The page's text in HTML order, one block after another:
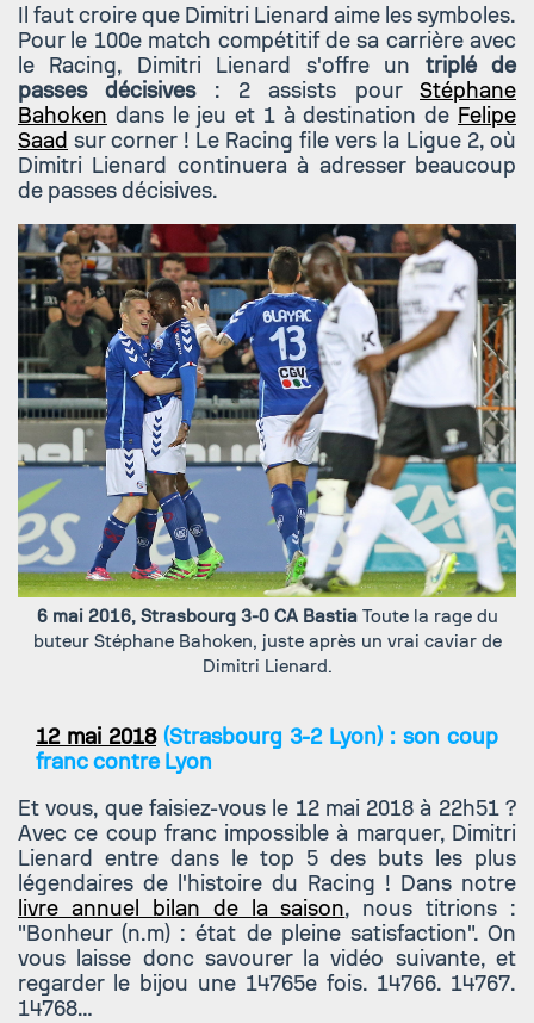
Il faut croire que Dimitri Lienard aime les symboles.
Pour le 100e match compétitif de sa carrière avec
le Racing, Dimitri Lienard s'offre un triplé de
passes décisives: 2 assists pourStéphane
Bahoken dans le jeu et 1 à destination de Felipe
Saad sur corner ! Le Racing file vers la Ligue 2, où
Dimitri Lienard continuera à adresser beaucoup
de passes décisives.
6 mai 2016, Strasbourg 3-0 CA BastiaToute la rage du
buteur Stéphane Bahoken, juste après un vrai caviar de
Dimitri Lienard.
12 mai 2018(Strasbourg 3-2 Lyon) : son coup
franc contre Lyon
Et vous, que faisiez-vous le 12 mai 2018 à 22h51 ?
Avec ce coup franc impossible à marquer, Dimitri
Lienard entre dans le top 5 des buts les plus
légendaires de l'histoire du Racing ! Dans notre
livre annuel bilan de la saison, nous titrions :
"Bonheur (n.m) : état de pleine satisfaction". On
vous laisse donc savourer la vidéo suivante, et
regarder le bijou une 14765e fois. 14766. 14767.
14768…